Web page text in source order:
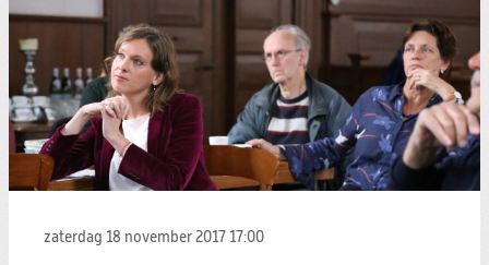
zaterdag 18 november 2017 17:00